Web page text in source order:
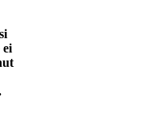
ei